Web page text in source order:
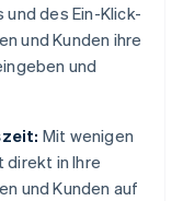
des Ein-Klick-
und Kunden ihre
und
Mit wenigen
direkt in Ihre
und Kunden auf